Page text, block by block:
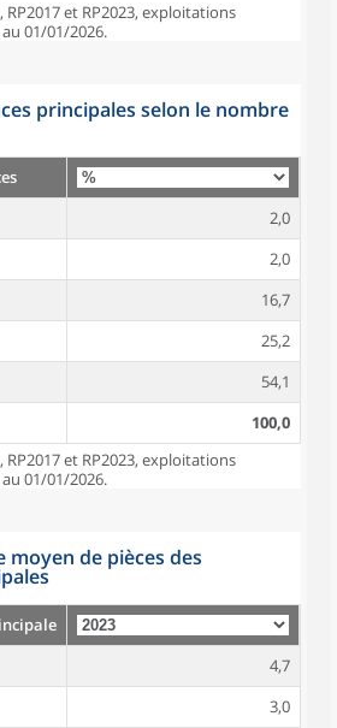
RP2017 et RP2023, exploitations
01/01/2026.
principales selon le nombre
2,0
2,0
16,7
25,2
54,1
100,0
RP2017 et RP2023, exploitations
01/01/2026.
moyen de pièces des
4,7
3,0